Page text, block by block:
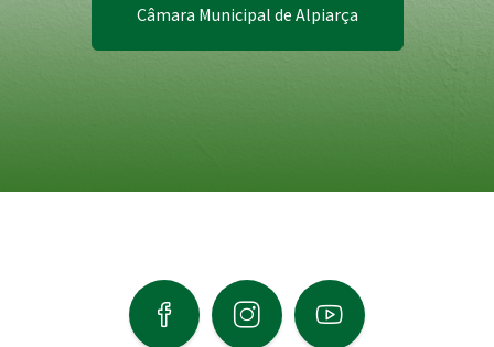
Câmara Municipal de Alpiarça